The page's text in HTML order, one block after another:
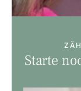
Starte